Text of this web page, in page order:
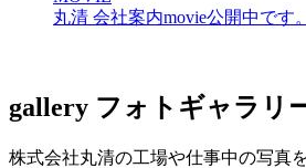
丸清 会社案内movie公開中です。
gallery フォトギャラリ
株式会社丸清の工場や仕事中の写真